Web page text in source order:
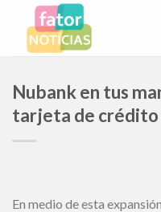
content
Nubank en tus
tarjeta de crédito
En medio de esta